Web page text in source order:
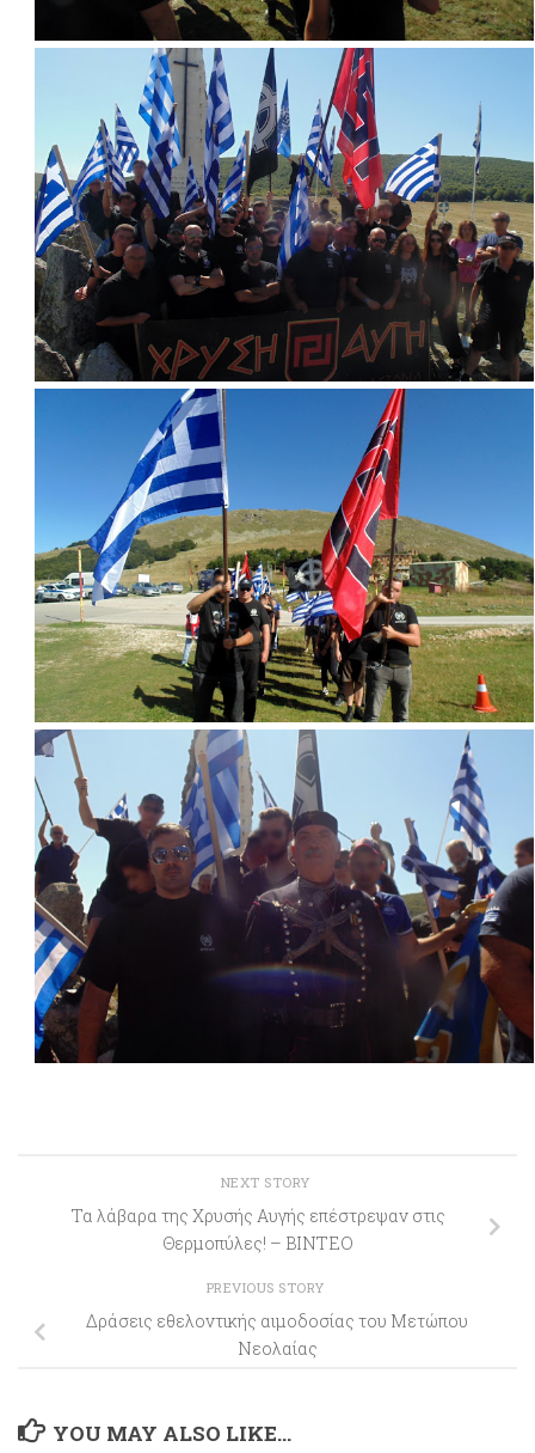
NEXT STORY
Τα λάβαρα της Χρυσής Αυγής επέστρεψαν στις
Θερμοπύλες! – ΒΙΝΤΕΟ
PREVIOUS STORY
Δράσεις εθελοντικής αιμοδοσίας του Μετώπου
Νεολαίας
YOU MAY ALSO LIKE...